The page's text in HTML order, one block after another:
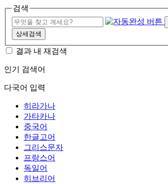
검색
상세검색
결과 내 재검색
인기 검색어
다국어 입력
히라가나
가타카나
중국어
한글고어
그리스문자
프랑스어
독일어
히브리어